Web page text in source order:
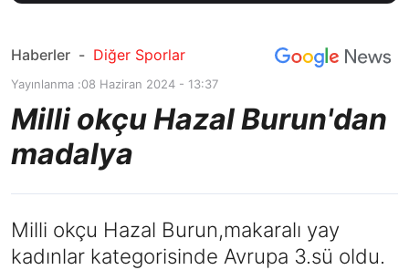
Haberler - Diğer Sporlar
Yayınlanma :08 Haziran 2024 - 13:37
Milli okçu Hazal Burun'dan
madalya
Milli okçu Hazal Burun,makaralı yay
kadınlar kategorisinde Avrupa 3.sü oldu.